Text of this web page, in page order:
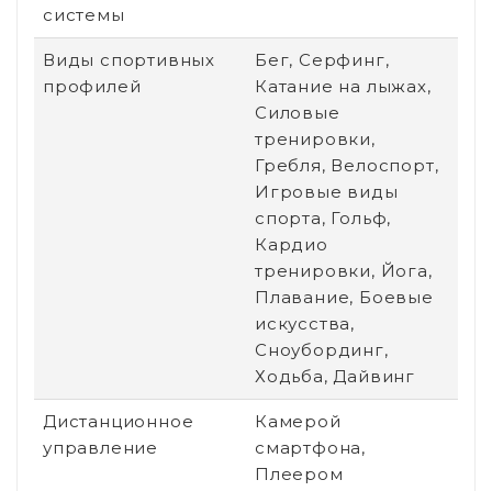
системы
Виды спортивных
профилей
Бег, Серфинг,
Катание на лыжах,
Силовые
тренировки,
Гребля, Велоспорт,
Игровые виды
спорта, Гольф,
Кардио
тренировки, Йога,
Плавание, Боевые
искусства,
Сноубординг,
Ходьба, Дайвинг
Дистанционное
управление
Камерой
смартфона,
Плеером